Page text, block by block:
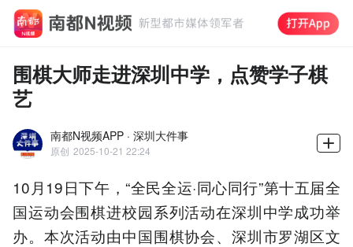
围棋大师走进深圳中学，点赞学子棋
艺
南都N视频APP · 深圳大件事
原创 2025-10-21 22:24
10月19日下午，“全民全运·同心同行”第十五届全
国运动会围棋进校园系列活动在深圳中学成功举
办。本次活动由中国围棋协会、深圳市罗湖区文